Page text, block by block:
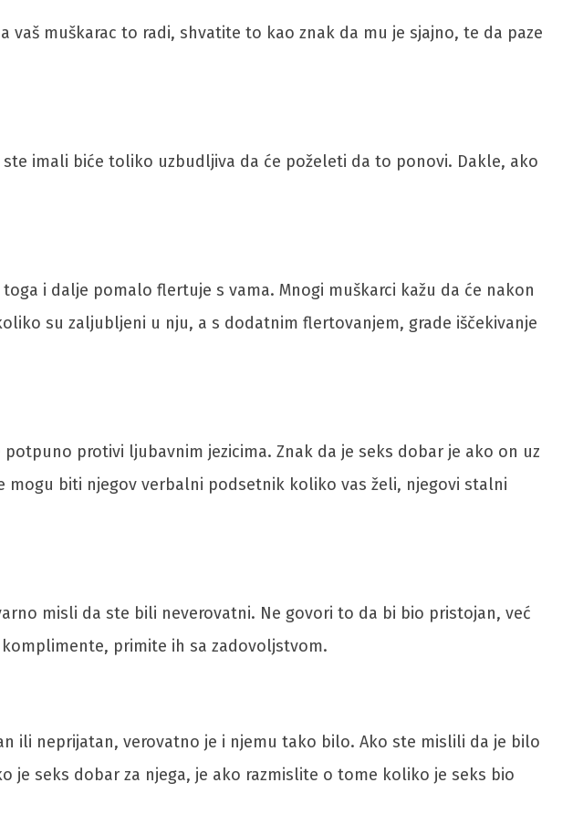
vaš muškarac to radi, shvatite to kao znak da mu je sjajno, te da paze
imali biće toliko uzbudljiva da će poželeti da to ponovi. Dakle, ako
i dalje pomalo flertuje s vama. Mnogi muškarci kažu da će nakon
su zaljubljeni u nju, a s dodatnim flertovanjem, grade iščekivanje
protivi ljubavnim jezicima. Znak da je seks dobar je ako on uz
biti njegov verbalni podsetnik koliko vas želi, njegovi stalni
misli da ste bili neverovatni. Ne govori to da bi bio pristojan, već
primite ih sa zadovoljstvom.
ili neprijatan, verovatno je i njemu tako bilo. Ako ste mislili da je bilo
je seks dobar za njega, je ako razmislite o tome koliko je seks bio